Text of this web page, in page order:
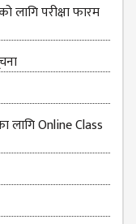
लागि परीक्षा फारम
लागि Online Class